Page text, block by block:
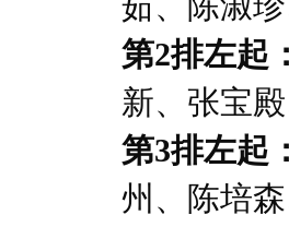
第2排左起：
新、张宝
第3排左起：
州、陈培